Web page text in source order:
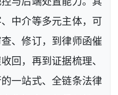
中介等多元主体，可
、修订，到律师函催
回，再到证据梳理、
一站式、全链条法律